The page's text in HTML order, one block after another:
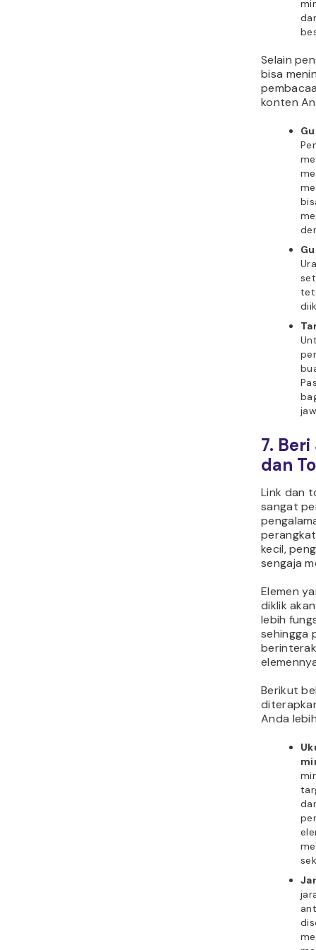
Selain
bisa
konten
7.
dan
Link dan
sangat
kecil,
sengaja
Elemen
diklik
lebih
sehingga
Berikut
Anda